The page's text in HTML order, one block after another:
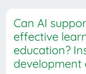
Can AI
effective
education?
development